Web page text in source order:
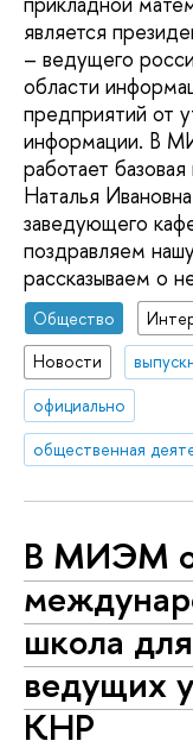
является
– ведущего
области
предприятий от
информации. В
работает
Наталья
заведующего
поздравляем
рассказываем о
Общество
Новости
официально
общественная
В МИЭМ
школа
ведущих
КНР